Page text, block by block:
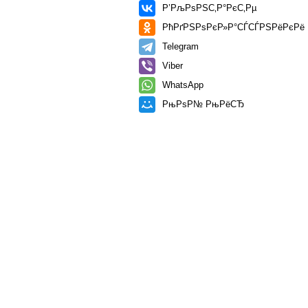
Р’РљРѕРЅС‚Р°РєС‚Рµ
РћРґРЅРѕРєР»Р°СЃСЃРЅРёРєРё
Telegram
Viber
WhatsApp
РњРѕР№ РњРёСЂ